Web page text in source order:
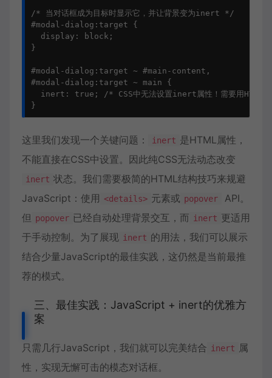
/* 当对话框成为目标时显示它，并让背景变为inert */
#modal-dialog:target {
  display: block;
}
#modal-dialog:target ~ #main-content,
#modal-dialog:target ~ main {
inert: true; /* CSS中无法设置inert属性！需要用HTML
这里我们发现一个关键问题： inert 是HTML属性，
不能直接在CSS中设置。因此纯CSS无法动态改变
inert 状态。我们需要极简的HTML结构技巧来规避
JavaScript：使用 <details> 元素或 popover
API。
但 popover 已经自动处理背景交互，而 inert 更适用
于手动控制。为了展现 inert 的用法，我们可以展示
结合少量JavaScript的最佳实践，这仍然是当前最推
荐的模式。
三、最佳实践：JavaScript + inert的优雅方
案
只需几行JavaScript，我们就可以完美结合 inert 属
性，实现无懈可击的模态对话框。